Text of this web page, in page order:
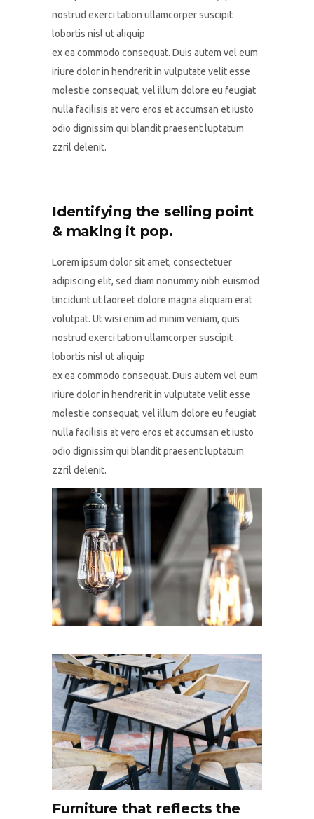
nostrud exerci tation ullamcorper suscipit
lobortis nisl ut aliquip
ex ea commodo consequat. Duis autem vel eum
iriure dolor in hendrerit in vulputate velit esse
molestie consequat, vel illum dolore eu feugiat
nulla facilisis at vero eros et accumsan et iusto
odio dignissim qui blandit praesent luptatum
zzril delenit.
Identifying the selling point
& making it pop.
Lorem ipsum dolor sit amet, consectetuer
adipiscing elit, sed diam nonummy nibh euismod
tincidunt ut laoreet dolore magna aliquam erat
volutpat. Ut wisi enim ad minim veniam, quis
nostrud exerci tation ullamcorper suscipit
lobortis nisl ut aliquip
ex ea commodo consequat. Duis autem vel eum
iriure dolor in hendrerit in vulputate velit esse
molestie consequat, vel illum dolore eu feugiat
nulla facilisis at vero eros et accumsan et iusto
odio dignissim qui blandit praesent luptatum
zzril delenit.
Furniture that reflects the